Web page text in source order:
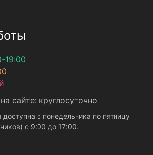
19:00
сайте: круглосуточно
с понедельника по пятницу
с 9:00 до 17:00.